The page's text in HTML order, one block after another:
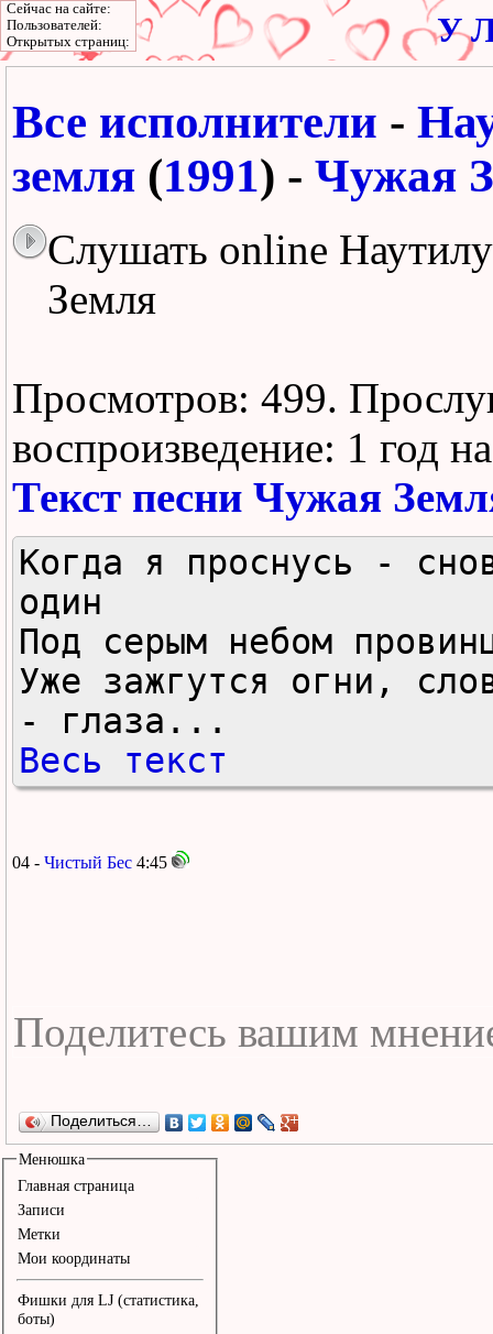
У
Все исполнители -
земля (1991) - Чужая
Слушать online
Земля
Просмотров: 499.
воспроизведение: 1 год
Текст песни Чужая
Когда я проснусь -
один
Под серым небом
Уже зажгутся огни,
- глаза...
Весь текст
04 - Чистый Бес 4:45
Поделиться…
Менюшка
Главная страница
Записи
Метки
Мои координаты
Фишки для LJ (статистика,
боты)
Сейчас на сайте:
Пользователей:
Открытых страниц: